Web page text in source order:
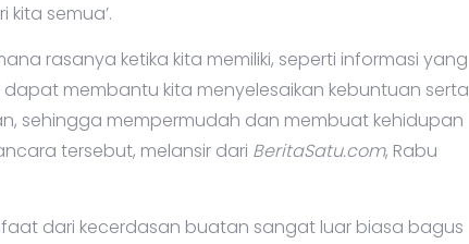
semua’.
rasanya ketika kita memiliki, seperti informasi yang
membantu kita menyelesaikan kebuntuan serta
sehingga mempermudah dan membuat kehidupan
tersebut, melansir dari BeritaSatu.com, Rabu
dari kecerdasan buatan sangat luar biasa bagus